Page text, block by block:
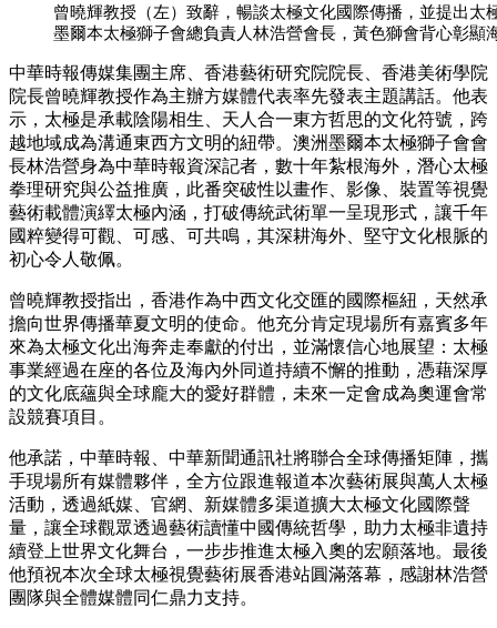
曾曉輝教授（左）致辭，暢談太極文化國際傳播，並提出
墨爾本太極獅子會總負責人林浩營會長，黃色獅會背心彰顯
中華時報傳媒集團主席、香港藝術研究院院長、香港美術學院
院長曾曉輝教授作為主辦方媒體代表率先發表主題講話。他表
示，太極是承載陰陽相生、天人合一東方哲思的文化符號，跨
越地域成為溝通東西方文明的紐帶。澳洲墨爾本太極獅子會會
長林浩營身為中華時報資深記者，數十年紮根海外，潛心太極
拳理研究與公益推廣，此番突破性以畫作、影像、裝置等視覺
藝術載體演繹太極內涵，打破傳統武術單一呈現形式，讓千年
國粹變得可觀、可感、可共鳴，其深耕海外、堅守文化根脈的
初心令人敬佩。
曾曉輝教授指出，香港作為中西文化交匯的國際樞紐，天然承
擔向世界傳播華夏文明的使命。他充分肯定現場所有嘉賓多年
來為太極文化出海奔走奉獻的付出，並滿懷信心地展望：太極
事業經過在座的各位及海內外同道持續不懈的推動，憑藉深厚
的文化底蘊與全球龐大的愛好群體，未來一定會成為奧運會常
設競賽項目。
他承諾，中華時報、中華新聞通訊社將聯合全球傳播矩陣，攜
手現場所有媒體夥伴，全方位跟進報道本次藝術展與萬人太極
活動，透過紙媒、官網、新媒體多渠道擴大太極文化國際聲
量，讓全球觀眾透過藝術讀懂中國傳統哲學，助力太極非遺持
續登上世界文化舞台，一步步推進太極入奧的宏願落地。最後
他預祝本次全球太極視覺藝術展香港站圓滿落幕，感謝林浩營
團隊與全體媒體同仁鼎力支持。